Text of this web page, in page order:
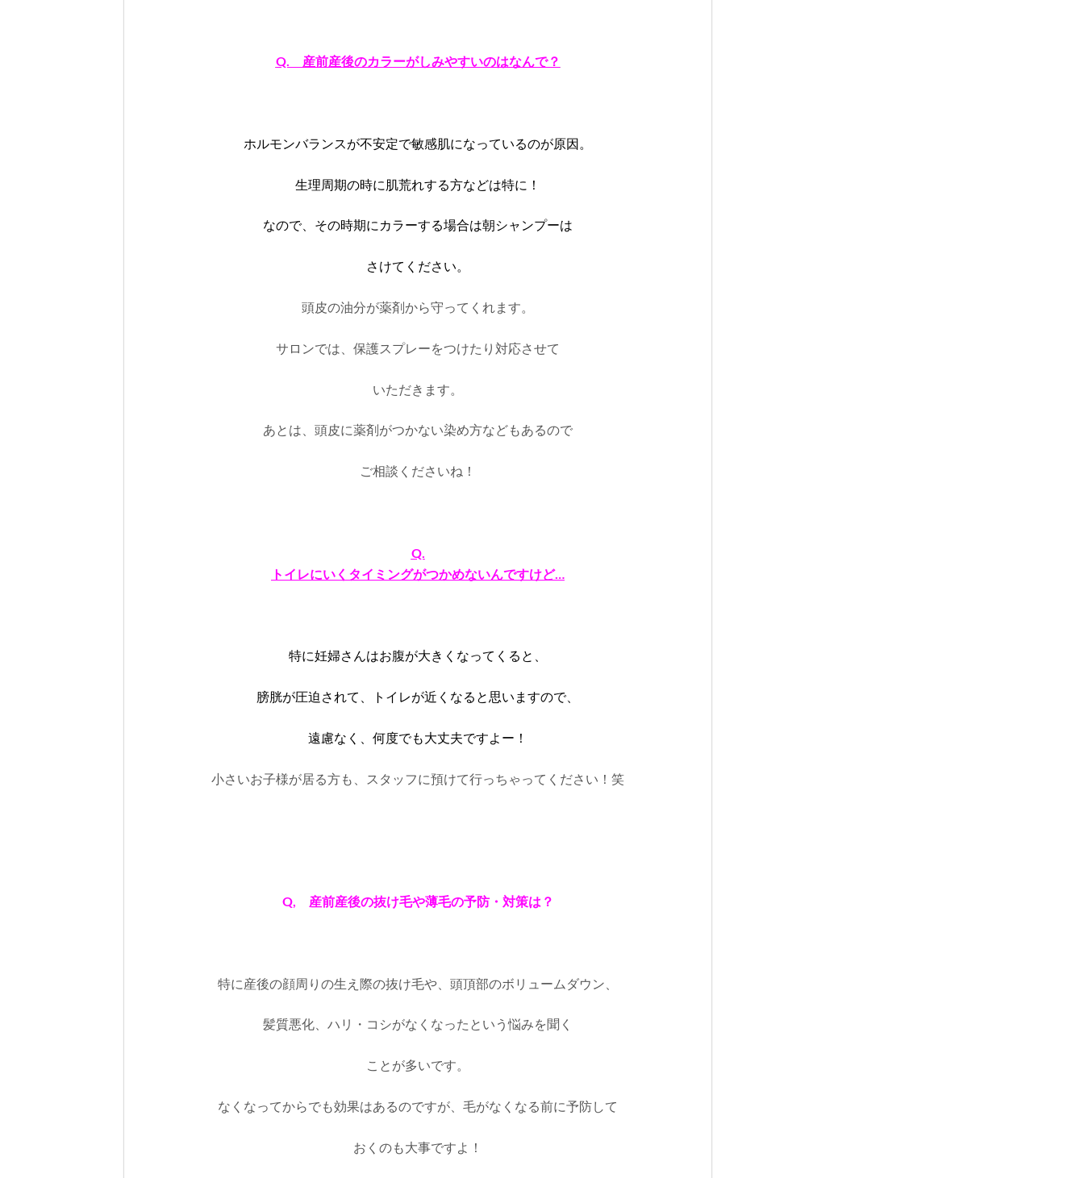
Q. 産前産後のカラーがしみやすいのはなんで？
ホルモンバランスが不安定で敏感肌になっているのが原因。
生理周期の時に肌荒れする方などは特に！
なので、その時期にカラーする場合は朝シャンプーは
さけてください。
頭皮の油分が薬剤から守ってくれます。
サロンでは、保護スプレーをつけたり対応させて
いただきます。
あとは、頭皮に薬剤がつかない染め方などもあるので
ご相談くださいね！
Q.
トイレにいくタイミングがつかめないんですけど…
特に妊婦さんはお腹が大きくなってくると、
膀胱が圧迫されて、トイレが近くなると思いますので、
遠慮なく、何度でも大丈夫ですよー！
小さいお子様が居る方も、スタッフに預けて行っちゃってください！笑
Q, 産前産後の抜け毛や薄毛の予防・対策は？
特に産後の顔周りの生え際の抜け毛や、頭頂部のボリュームダウン、
髪質悪化、ハリ・コシがなくなったという悩みを聞く
ことが多いです。
なくなってからでも効果はあるのですが、毛がなくなる前に予防して
おくのも大事ですよ！